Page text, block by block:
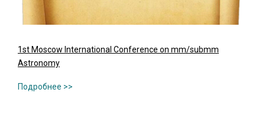
1st Moscow International Conference on mm/submm
Astronomy